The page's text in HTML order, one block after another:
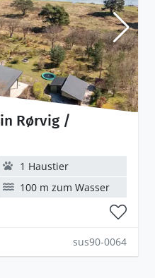
Rørvig /
1 Haustier
100 m zum Wasser
sus90-0064